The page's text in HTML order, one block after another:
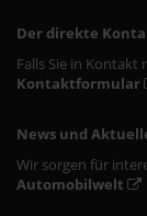
Der direkte
Falls Sie in
Kontaktformular
News und
Wir sorgen für
Automobilwelt